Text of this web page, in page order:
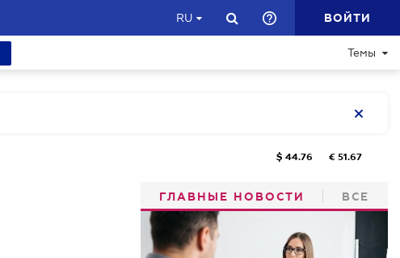
RU ВОЙТИ
Темы
$ 44.76 € 51.67
ГЛАВНЫЕ НОВОСТИ ВСЕ